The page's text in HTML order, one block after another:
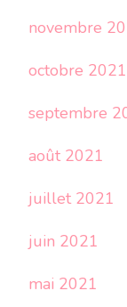
novembre
octobre 2021
septembre
août 2021
juillet 2021
juin 2021
mai 2021